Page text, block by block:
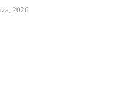
2026